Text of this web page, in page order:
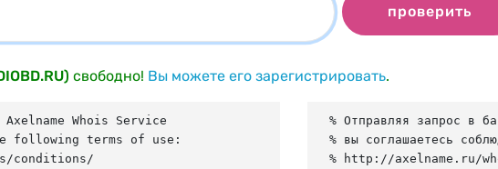
проверить
свободно! Вы можете его зарегистрировать.
Whois Service
following terms of use:
conditions/
% Отправляя запрос в
% вы соглашаетесь
% http://axelname.ru/